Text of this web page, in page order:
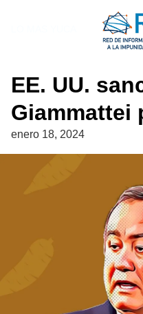
EE. UU.
Giammattei
enero 18, 2024